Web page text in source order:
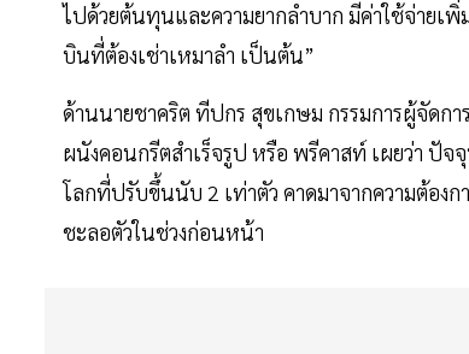
ไปด้วยต้นทุนและความยากลำบาก มีค่าใช้จ่ายเพิ่
บินที่ต้องเช่าเหมาลำ เป็นต้น”
ด้านนายชาคริต ทีปกร สุขเกษม กรรมการผู้จัด
ผนังคอนกรีตสำเร็จรูป หรือ พรีคาสท์ เผยว่า ปั
โลกที่ปรับขึ้นนับ 2 เท่าตัว คาดมาจากความต้อง
ชะลอตัวในช่วงก่อนหน้า